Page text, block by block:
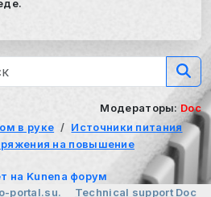
Модераторы: Doc
в руке
Источники питания
на повышение
на Kunena форум
portal.su. Technical support Doc